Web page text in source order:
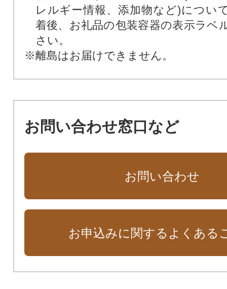
レルギー情報、添加物など)につい
着後、お礼品の包装容器の表示ラベ
さい。
※離島はお届けできません。
お問い合わせ窓口など
お問い合わせ
お申込みに関するよくある